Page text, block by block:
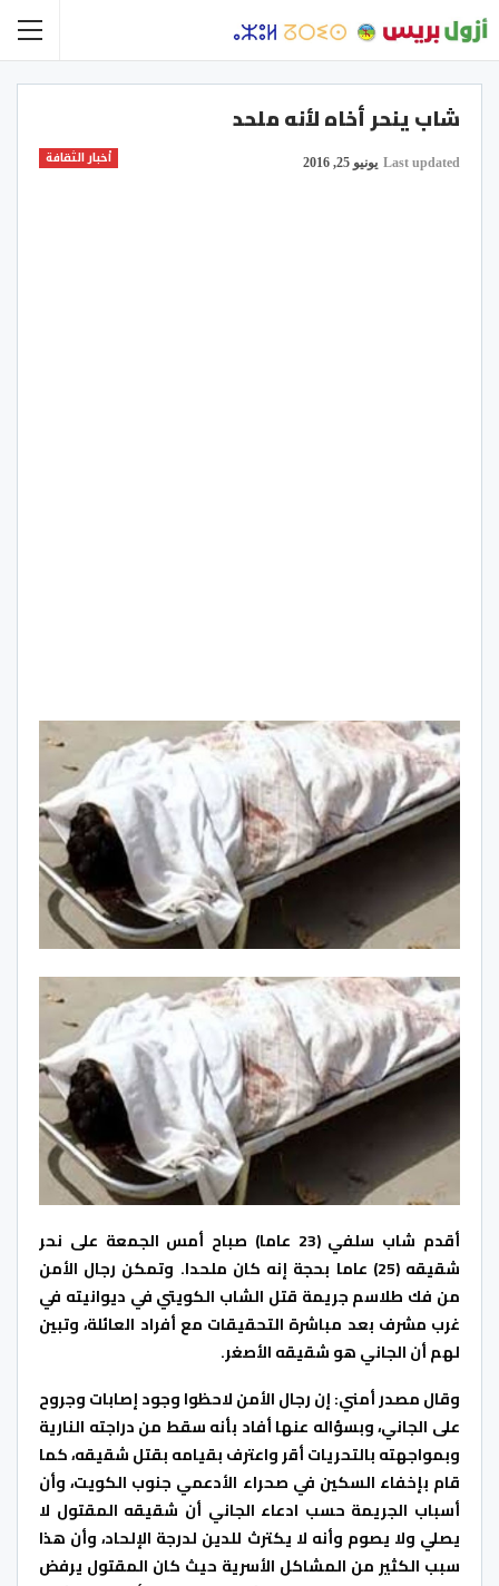
شاب ينحر أخاه لأنه ملحد
أخبار الثقافة Last updated يونيو 25, 2016
أقدم شاب سلفي (23 عاما) صباح أمس الجمعة على نحر
شقيقه (25) عاما بحجة إنه كان ملحدا. وتمكن رجال الأمن
من فك طلاسم جريمة قتل الشاب الكويتي في ديوانيته في
غرب مشرف بعد مباشرة التحقيقات مع أفراد العائلة، وتبين
لهم أن الجاني هو شقيقه الأصغر.
وقال مصدر أمني: إن رجال الأمن لاحظوا وجود إصابات وجروح
على الجاني، وبسؤاله عنها أفاد بأنه سقط من دراجته النارية
وبمواجهته بالتحريات أقر واعترف بقيامه بقتل شقيقه، كما
قام بإخفاء السكين في صحراء الأدعمي جنوب الكويت، وأن
أسباب الجريمة حسب ادعاء الجاني أن شقيقه المقتول لا
يصلي ولا يصوم وأنه لا يكترث للدين لدرجة الإلحاد، وأن هذا
سبب الكثير من المشاكل الأسرية حيث كان المقتول يرفض